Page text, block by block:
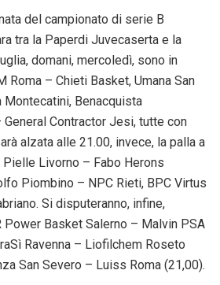
del campionato di serie B
tra la Paperdi Juvecaserta e la
domani, mercoledì, sono in
Roma – Chieti Basket, Umana San
Montecatini, Benacquista
Contractor Jesi, tutte con
alzata alle 21.00, invece, la palla a
Livorno – Fabo Herons
Piombino – NPC Rieti, BPC Virtus
Si disputeranno, infine,
Basket Salerno – Malvin PSA
Ravenna – Liofilchem Roseto
San Severo – Luiss Roma (21,00).